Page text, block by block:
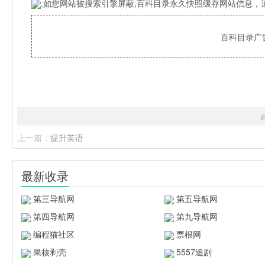
.如您网站被搜索引擎屏蔽,百科目录永久快照缓存网站信息
百科目录
上一篇： 提升英语
最新收录
第三导航网
第五导航网
第四导航网
第九导航网
编程猫社区
票根网
果核剥壳
5557追剧